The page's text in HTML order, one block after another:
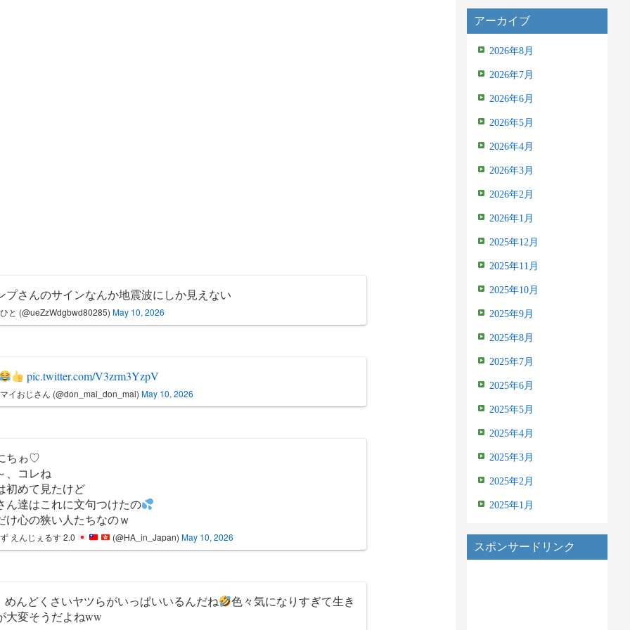
プさんのサインなんか地震波にしか見えない
と (@ueZzWdgbwd80285) May 10, 2026
pic.twitter.com/V3zrm3YzpV
イおじさん (@don_mai_don_mai) May 10, 2026
ちゎ♡
、コレね
初めて見たけど
ん達はこれに文句つけたの
け心の狭い人たちなのｗ
えんじぇるす 2.0 (@HA_in_Japan) May 10, 2026
めんどくさいヤツらがいっぱいいるんだね
色々気になりすぎて生き
大変そうだよねww
アーカイブ
2026年8月
2026年7月
2026年6月
2026年5月
2026年4月
2026年3月
2026年2月
2026年1月
2025年12月
2025年11月
2025年10月
2025年9月
2025年8月
2025年7月
2025年6月
2025年5月
2025年4月
2025年3月
2025年2月
2025年1月
スポンサードリンク